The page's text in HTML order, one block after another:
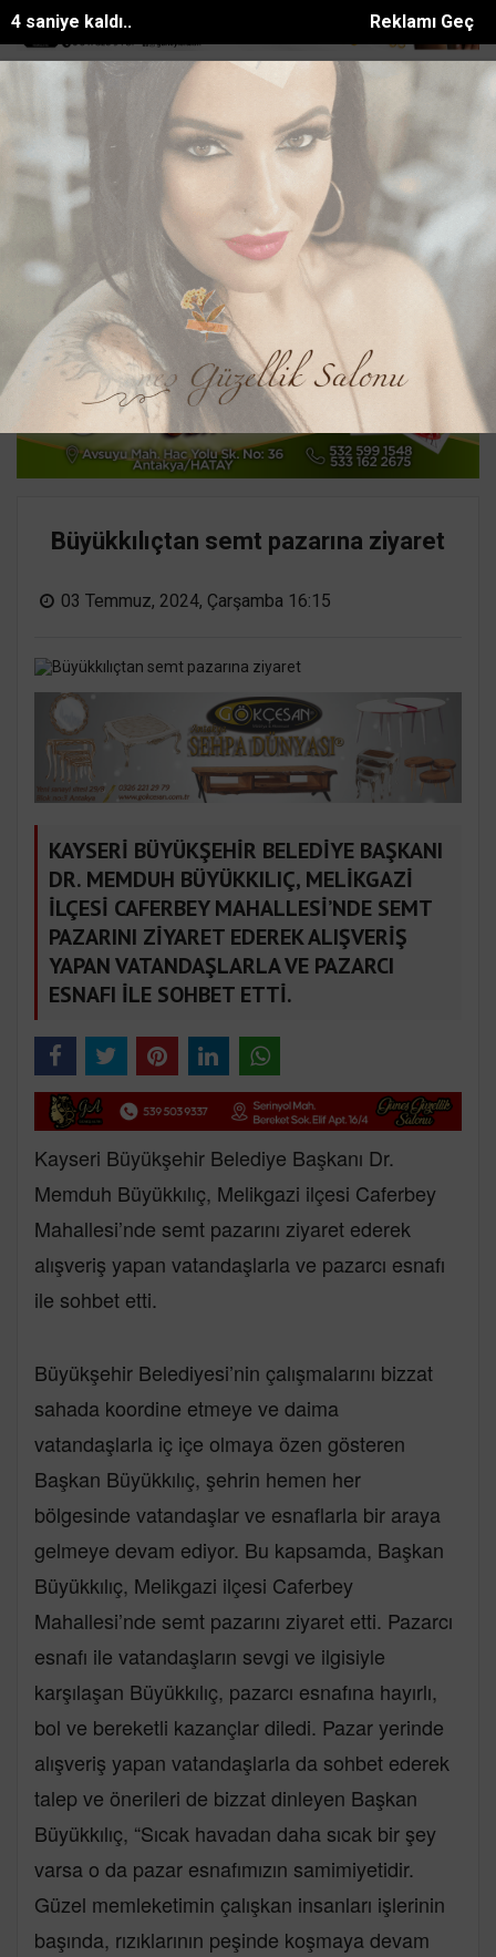
Reklamı Geç
3 saniye kaldı..
SON DAKİKA:
Manavgat Belediyesinden yaylalara kütüphane d...
Ana Sayfa GÜNDEM
Büyükkılıçtan semt pazarına ziyaret
03 Temmuz, 2024, Çarşamba 16:15
KAYSERİ BÜYÜKŞEHİR BELEDİYE BAŞKANI
DR. MEMDUH BÜYÜKKILIÇ, MELİKGAZİ
İLÇESİ CAFERBEY MAHALLESİ’NDE SEMT
PAZARINI ZİYARET EDEREK ALIŞVERİŞ
YAPAN VATANDAŞLARLA VE PAZARCI
ESNAFI İLE SOHBET ETTİ.
Kayseri Büyükşehir Belediye Başkanı Dr.
Memduh Büyükkılıç, Melikgazi ilçesi Caferbey
Mahallesi’nde semt pazarını ziyaret ederek
alışveriş yapan vatandaşlarla ve pazarcı esnafı
ile sohbet etti.
Büyükşehir Belediyesi’nin çalışmalarını bizzat
sahada koordine etmeye ve daima
vatandaşlarla iç içe olmaya özen gösteren
Başkan Büyükkılıç, şehrin hemen her
bölgesinde vatandaşlar ve esnaflarla bir araya
gelmeye devam ediyor. Bu kapsamda, Başkan
Büyükkılıç, Melikgazi ilçesi Caferbey
Mahallesi’nde semt pazarını ziyaret etti. Pazarcı
esnafı ile vatandaşların sevgi ve ilgisiyle
karşılaşan Büyükkılıç, pazarcı esnafına hayırlı,
bol ve bereketli kazançlar diledi. Pazar yerinde
alışveriş yapan vatandaşlarla da sohbet ederek
talep ve önerileri de bizzat dinleyen Başkan
Büyükkılıç, “Sıcak havadan daha sıcak bir şey
varsa o da pazar esnafımızın samimiyetidir.
Güzel memleketimin çalışkan insanları işlerinin
başında, rızıklarının peşinde koşmaya devam